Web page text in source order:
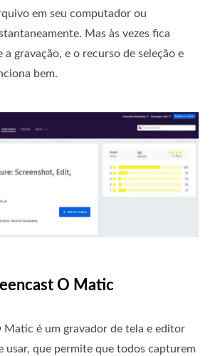
em seu computador ou
Mas às vezes fica
gravação, e o recurso de seleção e
bem.
O Matic
Matic é um gravador de tela e editor
usar, que permite que todos capturem